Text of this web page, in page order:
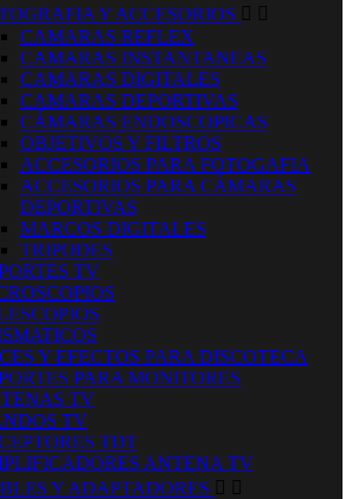
Y ACCESORIOS  
CAMARAS REFLEX
CAMARAS INSTANTANEAS
CAMARAS DIGITALES
CAMARAS DEPORTIVAS
CÁMARAS ENDOSCOPICAS
OBJETIVOS Y FILTROS
ACCESORIOS PARA FOTOGAFIA
ACCESORIOS PARA CÁMARAS
DEPORTIVAS
MARCOS DIGITALES
TRIPODES
TV
Y EFECTOS PARA DISCOTECA
PARA MONITORES
TV
TV
TDT
ANTENA TV
Y ADAPTADORES  